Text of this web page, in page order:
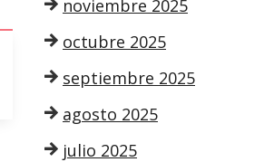
noviembre 2025
octubre 2025
septiembre 2025
agosto 2025
julio 2025